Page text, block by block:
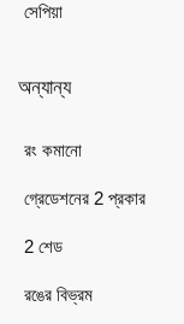
সেপিয়া
অন্যান্য
রং কমানো
গ্রেডেশনের 2 প্রকার
2 শেড
রঙের বিভ্রম